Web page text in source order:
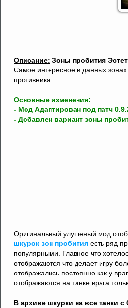
Описание: Зоны пробития
Самое интересное в данных зонах
противника.
Основные изменения:
- Мод Адаптирован под патч
- Добавлен вариант зоны
Оригинальный улушеный мод
шкурок зон пробития есть ряд
популярными. Главное что
отображаются что делает игру
отображались постоянно как у
отображаются на танке врага
В архиве шкурки на все танки